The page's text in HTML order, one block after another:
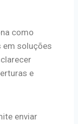
como
soluções
e
enviar